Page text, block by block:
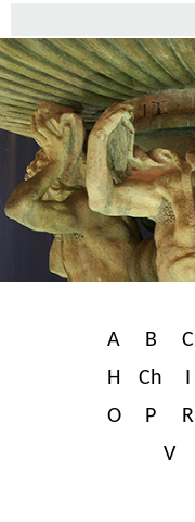
A B C
H
Ch I
O
P R
V